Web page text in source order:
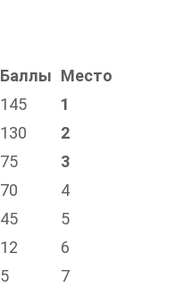
Баллы Место
145
1
130
2
75
3
70
4
45
5
12
6
5 7